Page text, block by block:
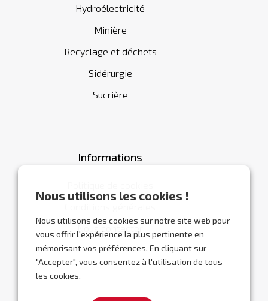
Nous utilisons les cookies !
Nous utilisons des cookies sur notre site web pour
vous offrir l'expérience la plus pertinente en
mémorisant vos préférences. En cliquant sur
"Accepter", vous consentez à l'utilisation de tous
les cookies.
Hydroélectricité
Minière
Recyclage et déchets
Sidérurgie
Sucrière
Informations
Nous contacter